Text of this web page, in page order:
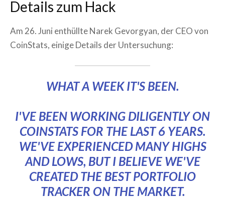
Details zum Hack
Am 26. Juni enthüllte Narek Gevorgyan, der CEO von
CoinStats, einige Details der Untersuchung:
WHAT A WEEK IT'S BEEN.
I'VE BEEN WORKING DILIGENTLY ON
COINSTATS FOR THE LAST 6 YEARS.
WE'VE EXPERIENCED MANY HIGHS
AND LOWS, BUT I BELIEVE WE'VE
CREATED THE BEST PORTFOLIO
TRACKER ON THE MARKET.